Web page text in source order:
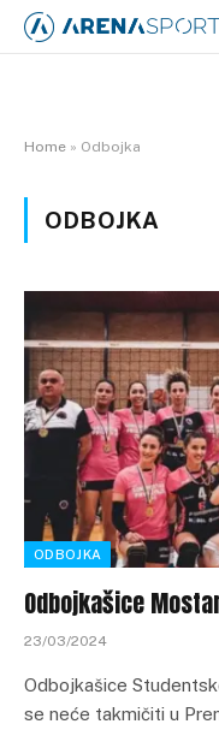
Home » Odbojka
ODBOJKA
ODBOJKA
Odbojkašice
23/03/2024
Odbojkašice
se neće takmičiti u